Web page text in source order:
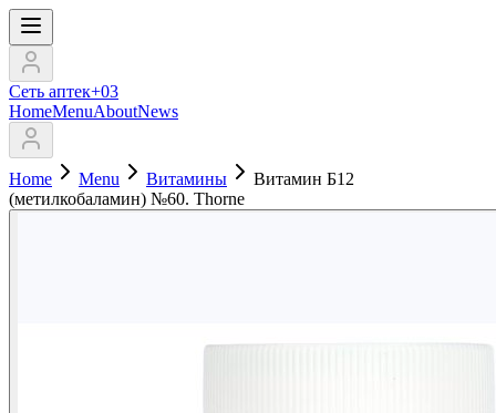
Сеть аптек+03
HomeMenuAboutNews
Home Menu Витамины
Витамин Б12
(метилкобаламин) №60. Thorne